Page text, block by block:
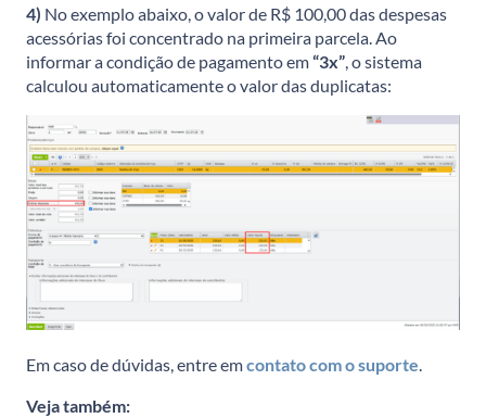
4) No exemplo abaixo, o valor de R$ 100,00 das despesas
acessórias foi concentrado na primeira parcela. Ao
informar a condição de pagamento em“3x”, o sistema
calculou automaticamente o valor das duplicatas:
Em caso de dúvidas, entre emcontato com o suporte.
Veja também: